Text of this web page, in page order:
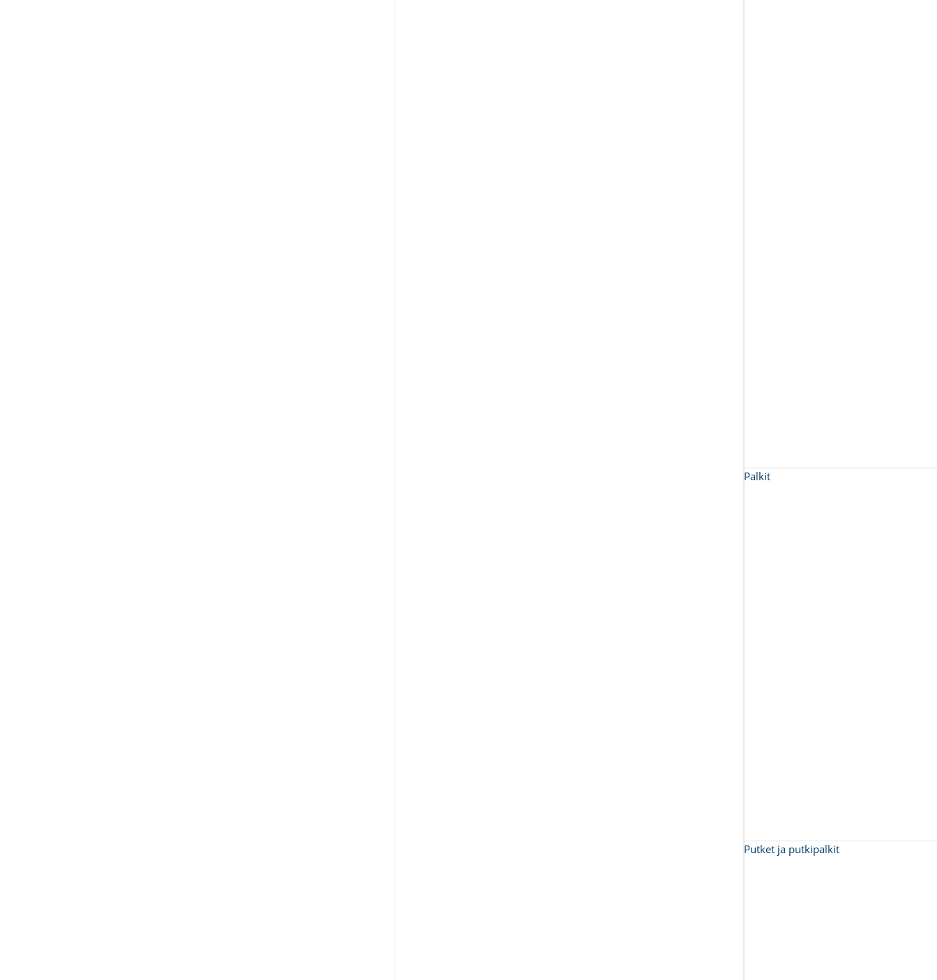
Palkit
Putket ja putkipalkit